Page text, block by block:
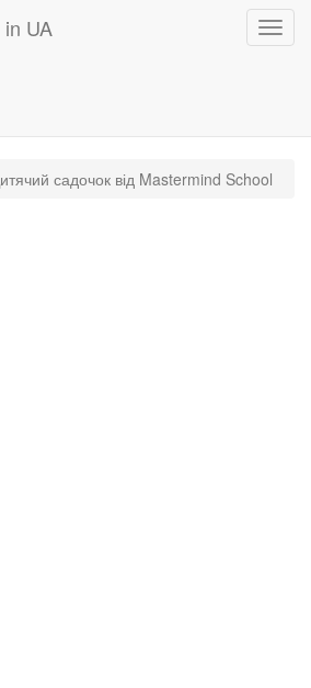
in UA
садочок від Mastermind School